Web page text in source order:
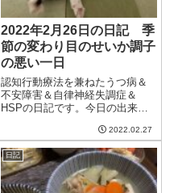
2022年2月26日の日記 季
節の変わり目のせいか調子
の悪い一日
認知行動療法を兼ねたうつ病＆
不安障害＆自律神経失調症＆
HSPの日記です。今日の出来事
日。朝晩は相変わらず寒いけ
ど、空気が変わった感がある。
花粉症がひどい妻は嫌そうだけ
ど、春が来るのはなんだか意味
もなくうきうきする...
2022.02.27
日記